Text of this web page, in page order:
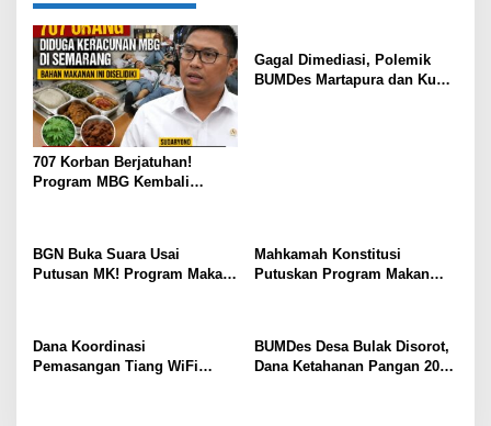
707 Korban Berjatuhan!
Program MBG Kembali
Dipertanyakan
Gagal Dimediasi, Polemik
BUMDes Martapura dan Kuwu
BGN Buka Suara Usai
Putusan MK! Program Makan
Mahkamah Konstitusi
Putuskan Program Makan
Dana Koordinasi
Pemasangan Tiang WiFi
BUMDes Desa Bulak Disorot,
Dana Ketahanan Pangan 2025